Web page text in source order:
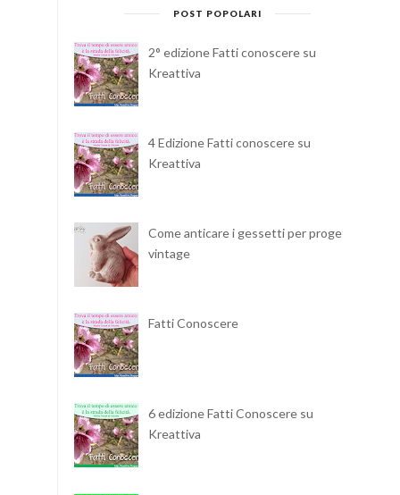
POST POPOLARI
2° edizione Fatti conoscere su
Kreattiva
4 Edizione Fatti conoscere su
Kreattiva
Come anticare i gessetti per progetti
vintage
Fatti Conoscere
6 edizione Fatti Conoscere su
Kreattiva